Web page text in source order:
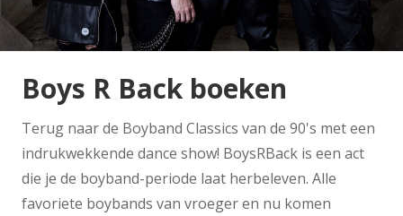
Boys R Back boeken
Terug naar de Boyband Classics van de 90's met een
indrukwekkende dance show! BoysRBack is een act
die je de boyband-periode laat herbeleven. Alle
favoriete boybands van vroeger en nu komen